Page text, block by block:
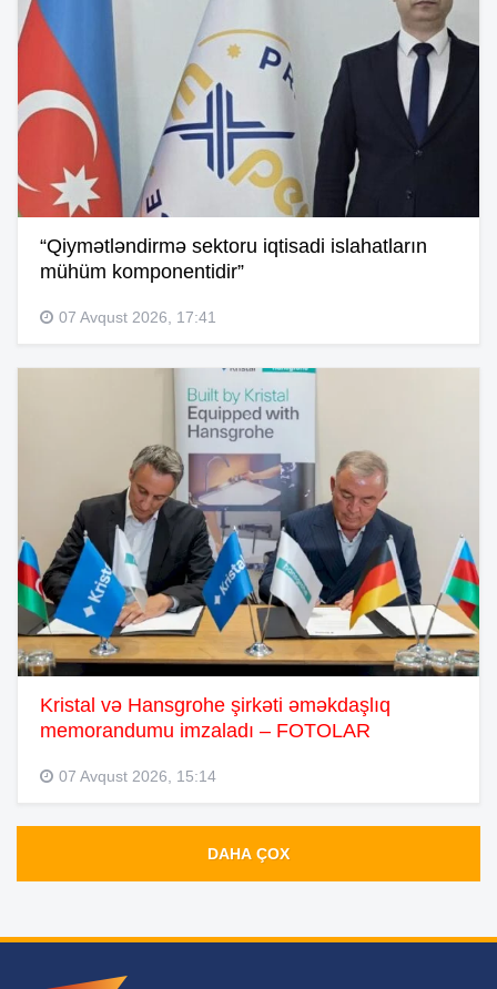
“Qiymətləndirmə sektoru iqtisadi islahatların
mühüm komponentidir”
07 Avqust 2026, 17:41
Kristal və Hansgrohe şirkəti əməkdaşlıq
memorandumu imzaladı – FOTOLAR
07 Avqust 2026, 15:14
DAHA ÇOX